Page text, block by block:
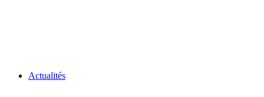
Actualités